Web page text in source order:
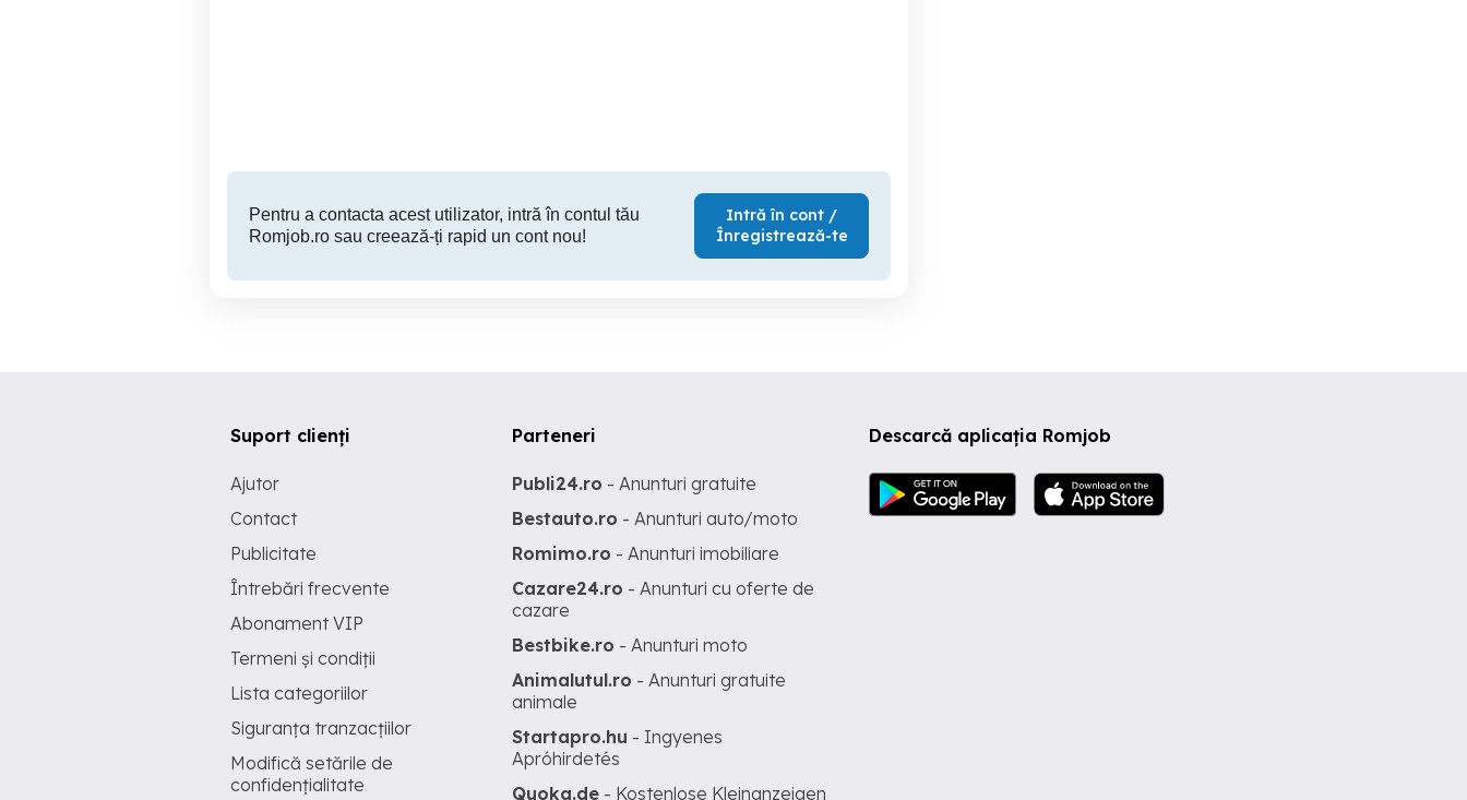
Pentru a contacta acest utilizator, intră în contul tău
Romjob.ro sau creează-ți rapid un cont nou!
Intră în cont /
Înregistrează-te
Descarcă aplicația Romjob
Suport clienți
Ajutor
Contact
Publicitate
Întrebări frecvente
Abonament VIP
Termeni și condiții
Lista categoriilor
Siguranța tranzacțiilor
Modifică setările de
confidențialitate
Parteneri
Publi24.ro - Anunturi gratuite
Bestauto.ro - Anunturi auto/moto
Romimo.ro - Anunturi imobiliare
Cazare24.ro - Anunturi cu oferte de
cazare
Bestbike.ro - Anunturi moto
Animalutul.ro - Anunturi gratuite
animale
Startapro.hu - Ingyenes
Apróhirdetés
Quoka.de - Kostenlose Kleinanzeigen